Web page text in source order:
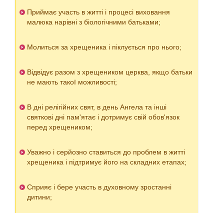
Приймає участь в житті і процесі виховання
малюка нарівні з біологічними батьками;
Молиться за хрещеника і піклується про нього;
Відвідує разом з хрещеником церква, якщо батьки
не мають такої можливості;
В дні релігійних свят, в день Ангела та інші
святкові дні пам'ятає і дотримує свій обов'язок
перед хрещеником;
Уважно і серйозно ставиться до проблем в житті
хрещеника і підтримує його на складних етапах;
Сприяє і бере участь в духовному зростанні
дитини;